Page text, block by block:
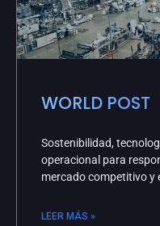
WORLD POST
Sostenibilidad,
operacional para
mercado competitivo y
LEER MÁS »